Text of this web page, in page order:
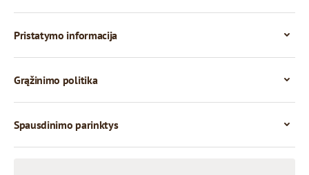
Pristatymo informacija
Grąžinimo politika
Spausdinimo parinktys